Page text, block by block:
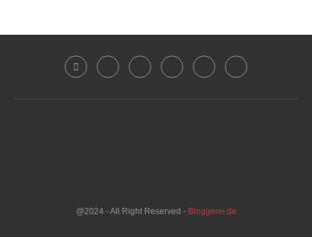
@2024 - All Right Reserved - Bloggerei.de